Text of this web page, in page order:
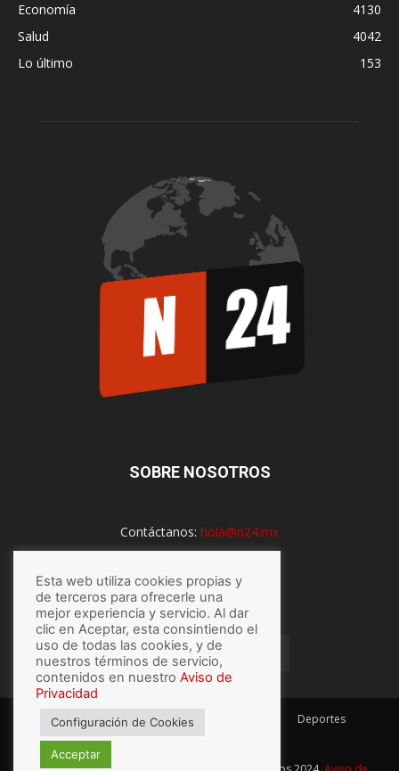
Economía
4130
Salud
4042
Lo último
153
SOBRE NOSOTROS
Contáctanos: hola@n24.mx
SÍGUENOS
México Mundo Economía
Deportes
Espectaculos
Esta web utiliza cookies propias y
de terceros para ofrecerle una
mejor experiencia y servicio. Al dar
clic en Aceptar, esta consintiendo el
uso de todas las cookies, y de
nuestros términos de servicio,
contenidos en nuestro Aviso de
Privacidad
Configuración de Cookies
Acceptar